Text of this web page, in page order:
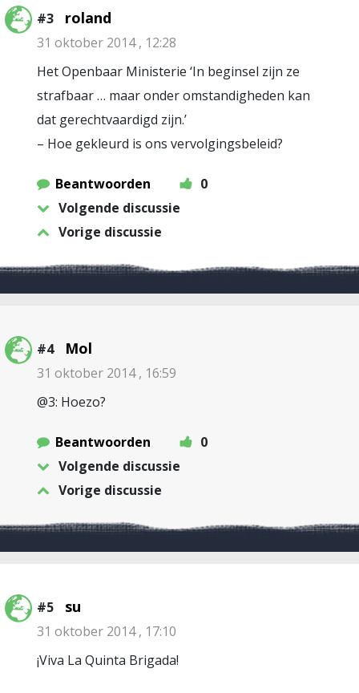
#3 roland
31 oktober 2014 , 12:28
Het Openbaar Ministerie ‘In beginsel zijn ze
strafbaar … maar onder omstandigheden kan
dat gerechtvaardigd zijn.’
– Hoe gekleurd is ons vervolgingsbeleid?
Beantwoorden
0
Volgende discussie
Vorige discussie
#4 Mol
31 oktober 2014 , 16:59
@3: Hoezo?
Beantwoorden
0
Volgende discussie
Vorige discussie
#5 su
31 oktober 2014 , 17:10
¡Viva La Quinta Brigada!